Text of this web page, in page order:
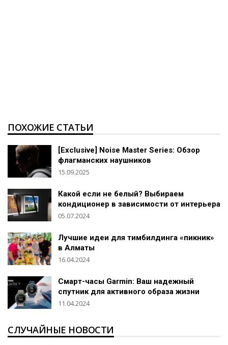
ПОХОЖИЕ СТАТЬИ
[Exclusive] Noise Master Series: Обзор
флагманских наушников
15.09.2025
Какой если не белый? Выбираем
кондиционер в зависимости от интерьера
05.07.2024
Лучшие идеи для тимбилдинга «пикник»
в Алматы
16.04.2024
Смарт-часы Garmin: Ваш надежный
спутник для активного образа жизни
11.04.2024
СЛУЧАЙНЫЕ НОВОСТИ